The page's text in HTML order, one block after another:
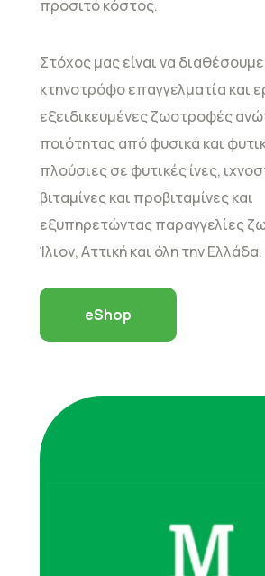
προσιτό κόστος.
Στόχος μας είναι να
κτηνοτρόφο επαγγελματία και
εξειδικευμένες ζωοτροφές
ποιότητας από φυσικά και
πλούσιες σε φυτικές ίνες,
βιταμίνες και προβιταμίνες και
εξυπηρετώντας παραγγελίες
Ίλιον, Αττική και όλη την Ελλάδα.
eShop